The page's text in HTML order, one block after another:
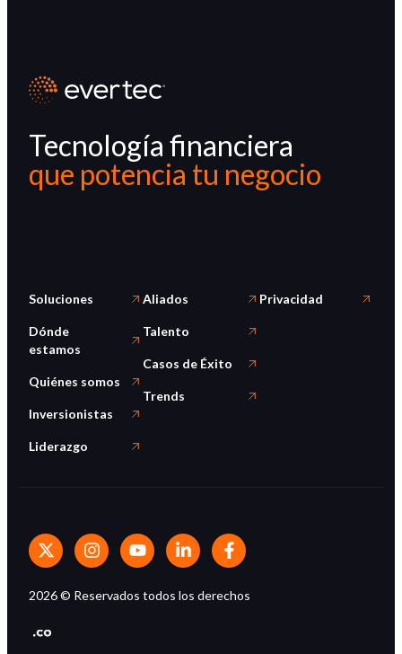
Tecnología financiera
que potencia tu negocio
Soluciones
Dónde
estamos
Quiénes somos
Inversionistas
Liderazgo
Aliados
Talento
Casos de Éxito
Trends
Privacidad
2026© Reservados todos los derechos